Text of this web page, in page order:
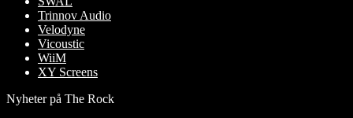
Trinnov Audio
Velodyne
Vicoustic
WiiM
XY Screens
Nyheter på The Rock